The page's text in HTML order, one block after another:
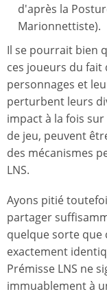
d'après la
Marionnettiste).
Il se pourrait bien
ces joueurs du
personnages et
perturbent leurs
impact à la fois
de jeu, peuvent
des mécanismes
LNS.
Ayons pitié
partager
quelque sorte que
exactement
Prémisse LNS ne
immuablement à